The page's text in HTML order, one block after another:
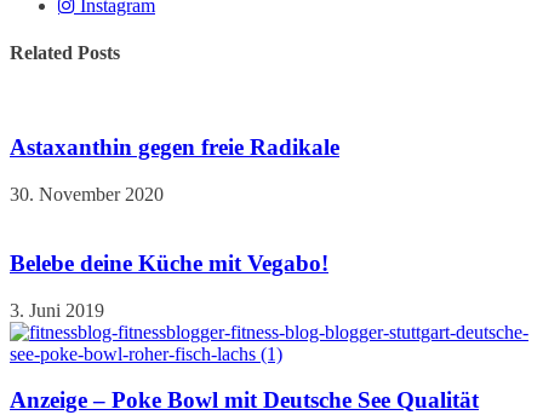
Instagram
Related Posts
Astaxanthin gegen freie Radikale
30. November 2020
Belebe deine Küche mit Vegabo!
3. Juni 2019
Anzeige – Poke Bowl mit Deutsche See Qualität